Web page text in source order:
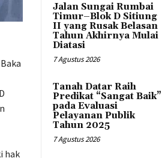
hak
Jalan Sungai Rumbai
Timur–Blok D Sitiung
II yang Rusak Belasan
Tahun Akhirnya Mulai
Diatasi
7 Agustus 2026
Tanah Datar Raih
Predikat “Sangat Baik”
pada Evaluasi
Pelayanan Publik
Tahun 2025
7 Agustus 2026